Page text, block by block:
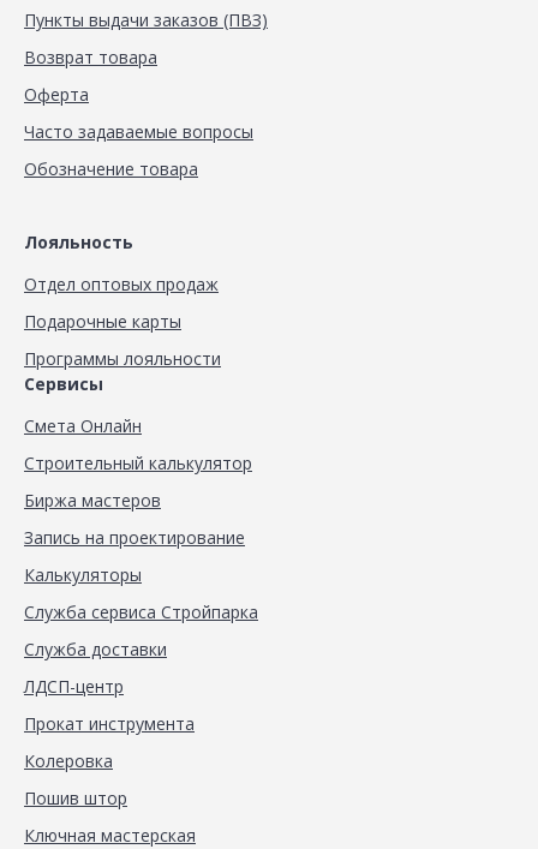
Пункты выдачи заказов (ПВЗ)
Возврат товара
Оферта
Часто задаваемые вопросы
Обозначение товара
Лояльность
Отдел оптовых продаж
Подарочные карты
Программы лояльности
Сервисы
Смета Онлайн
Строительный калькулятор
Биржа мастеров
Запись на проектирование
Калькуляторы
Служба сервиса Стройпарка
Служба доставки
ЛДСП-центр
Прокат инструмента
Колеровка
Пошив штор
Ключная мастерская